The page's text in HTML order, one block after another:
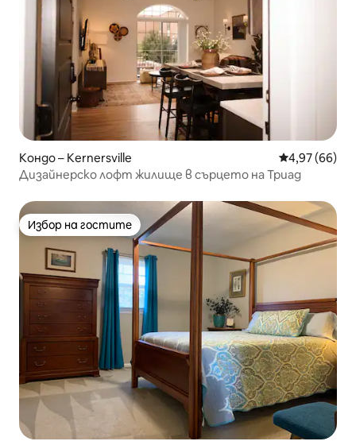
Кондо – Kernersville Средна
4,97 (66)
Дизайнерско лофт жилище в сърцето на Триад
Избор на гостите
Избор на гостите